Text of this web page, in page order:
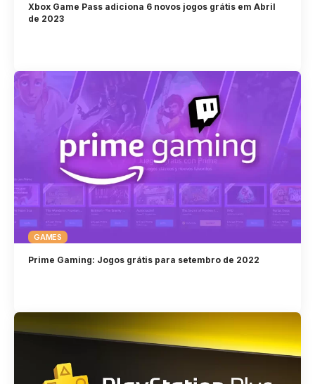
Xbox Game Pass adiciona 6 novos jogos grátis em Abril
de 2023
GAMES
Prime Gaming: Jogos grátis para setembro de 2022